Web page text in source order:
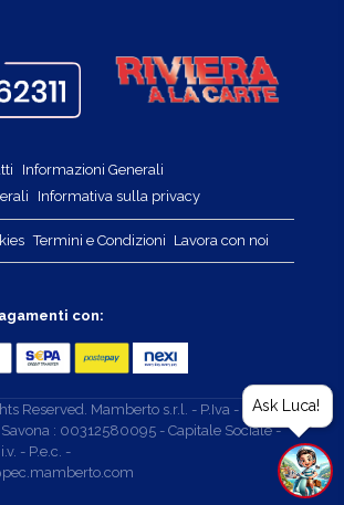
Informazioni Generali
Informativa sulla privacy
Termini e Condizioni Lavora con noi
con:
Reserved. Mamberto s.r.l. - P.Iva - Cod.
Savona : 00312580095 - Capitale Sociale -
- P.e.c. -
Ask Luca!